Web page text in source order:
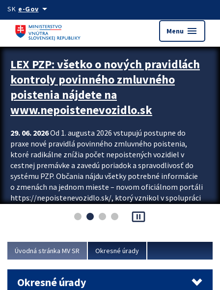
Preskocit na hlavný obsah
SK e-Govarrow_drop_down
Menu menu
Zastavit automatický posun upútavok
LEX PZP: všetko o nových pravidlách
kontroly povinného zmluvného
poistenia nájdete na
www.nepoistenevozidlo.sk
29. 06. 2026Od 1. augusta 2026 vstupujú postupne do
praxe nové pravidlá povinného zmluvného poistenia,
ktoré radikálne znížia počet nepoistených vozidiel v
cestnej premávke a zavedú poriadok a spravodlivosť do
systému PZP. Občania nájdu všetky potrebné informácie
o zmenách na jednom mieste – novom oficiálnom portáli
https://nepoistenevozidlo.sk/, ktorý vznikol v spolupráci
asociácie poisťovní (SLASPO) a Ministerstva vnútra SR.
Viac
pause_presentation
Úvodná stránka MV SR Okresné úrady
Okresné úrady